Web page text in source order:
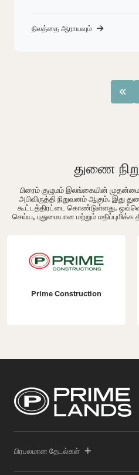
நிலத்தை ஆராயவும்
துணை
பிரைம் குழுமம் இலங்கையின்
அபிவிருத்தி நிறுவனம் ஆகும். இது
கூட்டத்திரட்டை கொண்டுள்ளது.
செய்ய, புதுமையான மற்றும்
Prime Construction
பிரபலமான தேடல்கள்